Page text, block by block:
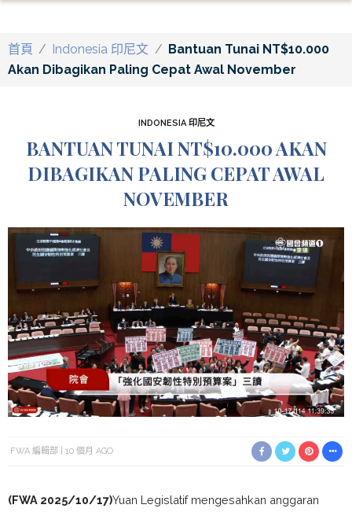
首頁 / Indonesia 印尼文 / Bantuan Tunai NT$10.000
Akan Dibagikan Paling Cepat Awal November
INDONESIA 印尼文
BANTUAN TUNAI NT$10.000 AKAN
DIBAGIKAN PALING CEPAT AWAL
NOVEMBER
FWA 編輯部 10 個月 AGO
(FWA 2025/10/17)Yuan Legislatif mengesahkan anggaran